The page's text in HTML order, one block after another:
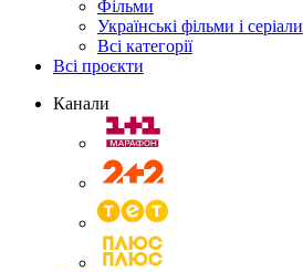
Фільми
Українські фільми і серіали
Всі категорії
Всі проєкти
Канали